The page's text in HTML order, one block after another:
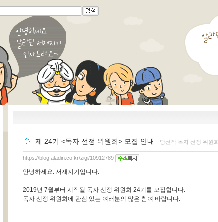
제 24기 <독자 선정 위원회> 모집 안내 ｌ 당선작 독자 선정 위원회
https://blog.aladin.co.kr/zigi/10912789
안녕하세요. 서재지기입니다.
2019년 7월부터 시작될 독자 선정 위원회 24기를 모집합니다.
독자 선정 위원회에 관심 있는 여러분의 많은 참여 바랍니다.